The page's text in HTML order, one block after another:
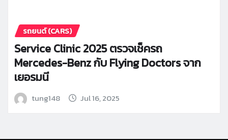
รถยนต์ (CARS)
Service Clinic 2025 ตรวจเช็ครถ
Mercedes-Benz กับ Flying Doctors จาก
เยอรมนี
tung148 Jul 16, 2025